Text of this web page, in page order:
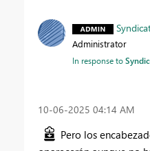
Administrator
In response to
‎10-06-2025 04:14 AM
Pero los